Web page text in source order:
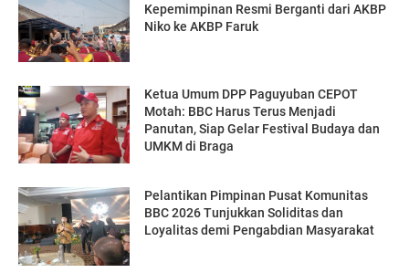
Kepemimpinan Resmi Berganti dari AKBP
Niko ke AKBP Faruk
Ketua Umum DPP Paguyuban CEPOT
Motah: BBC Harus Terus Menjadi
Panutan, Siap Gelar Festival Budaya dan
UMKM di Braga
Pelantikan Pimpinan Pusat Komunitas
BBC 2026 Tunjukkan Soliditas dan
Loyalitas demi Pengabdian Masyarakat